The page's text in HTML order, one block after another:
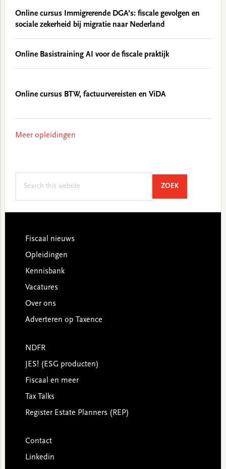
Online cursus Immigrerende DGA’s: fiscale gevolgen en
sociale zekerheid bij migratie naar Nederland
Online Basistraining AI voor de fiscale praktijk
Online cursus BTW, factuurvereisten en ViDA
Meer opleidingen
ZOEKSEARCH
Footer
Fiscaal nieuws
Opleidingen
Kennisbank
Vacatures
Over ons
Adverteren op Taxence
NDFR
JES! (ESG producten)
Fiscaal en meer
Tax Talks
Register Estate Planners (REP)
Contact
Linkedin